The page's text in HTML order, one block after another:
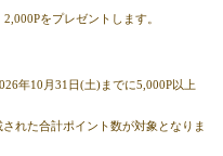
をプレゼントします。
年10月31日(土)までに5,000P以上
れた合計ポイント数が対象となりま